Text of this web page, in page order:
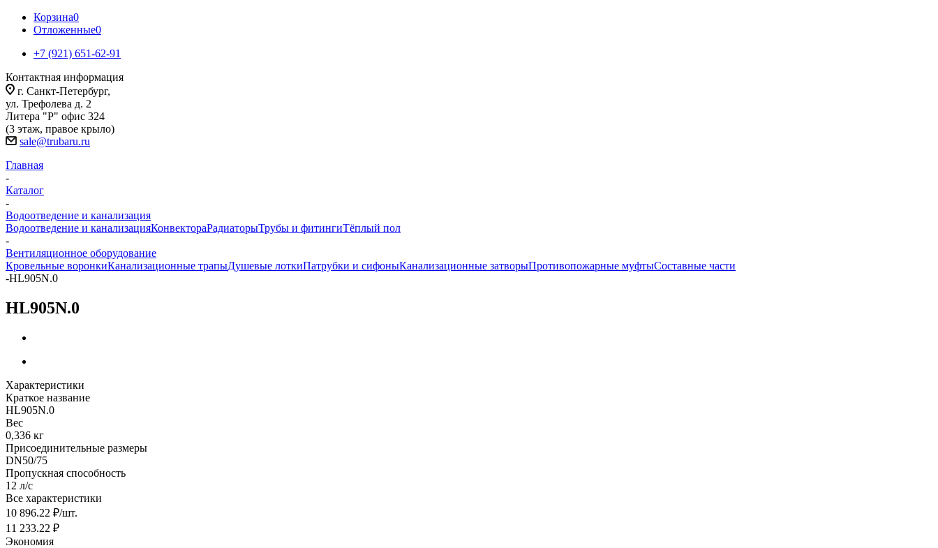
Корзина0
Отложенные0
+7 (921) 651-62-91
Контактная информация
г. Санкт-Петербург,
ул. Трефолева д. 2
Литера "Р" офис 324
(3 этаж, правое крыло)
sale@trubaru.ru
Главная
-
Каталог
-
Водоотведение и канализация
Водоотведение и канализацияКонвектораРадиаторыТрубы и фитингиТёплый пол
-
Вентиляционное оборудование
Кровельные воронкиКанализационные трапыДушевые лоткиПатрубки и сифоныКанализационные затворыПротивопожарные муфтыСоставные части
-HL905N.0
HL905N.0
Характеристики
Краткое название
HL905N.0
Вес
0,336 кг
Присоединительные размеры
DN50/75
Пропускная способность
12 л/с
Все характеристики
10 896.22 ₽/шт.
11 233.22 ₽
Экономия